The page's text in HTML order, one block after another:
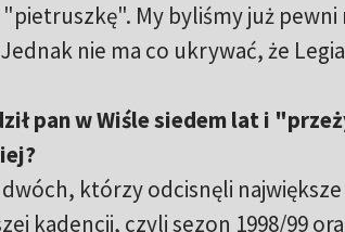
"pietruszkę". My byliśmy już
nie ma co ukrywać, że
pan w Wiśle siedem lat i
dwóch, którzy odcisnęli
kadencji, czyli sezon 1998/99